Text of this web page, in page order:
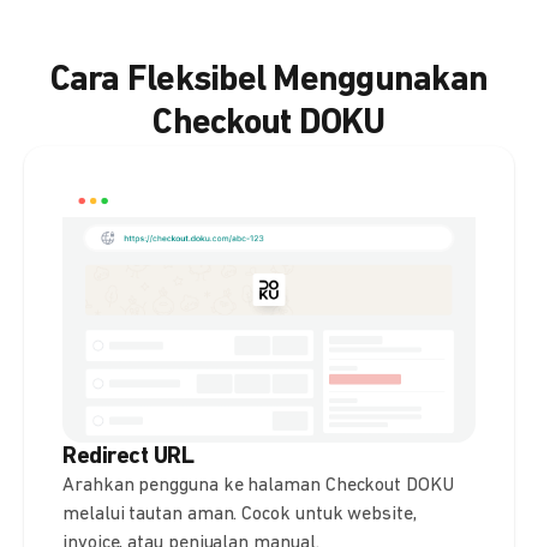
Cara Fleksibel Menggunakan
Checkout DOKU
Redirect URL
Arahkan pengguna ke halaman Checkout DOKU
melalui tautan aman. Cocok untuk website,